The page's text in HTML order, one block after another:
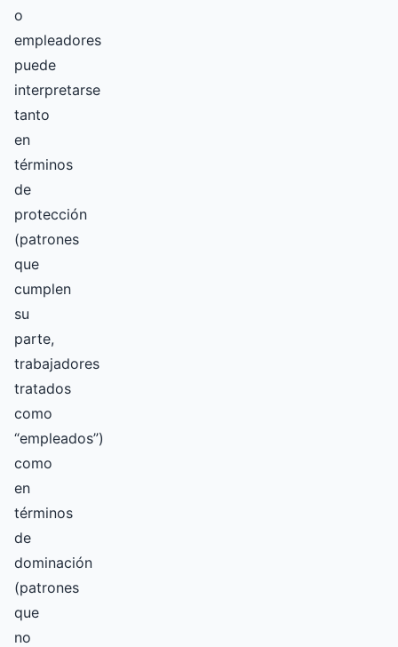
o
empleadores
puede
interpretarse
tanto
en
términos
de
protección
(patrones
que
cumplen
su
parte,
trabajadores
tratados
como
“empleados”)
como
en
términos
de
dominación
(patrones
que
no